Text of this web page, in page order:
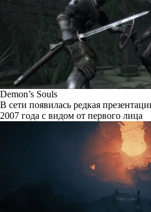
Demon’s Souls
В сети появилась редкая
2007 года с видом от первого лица